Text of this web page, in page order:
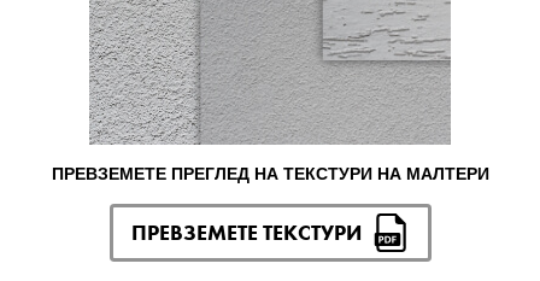
ПРЕВЗЕМЕТЕ ПРЕГЛЕД НА ТЕКСТУРИ НА МАЛТЕРИ
ПРЕВЗЕМЕТЕ ТЕКСТУРИ